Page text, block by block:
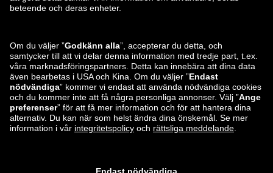
zalando-lounge.si
zalando-lounge.lv zalando-lounge.no
Du hittar oss
också på